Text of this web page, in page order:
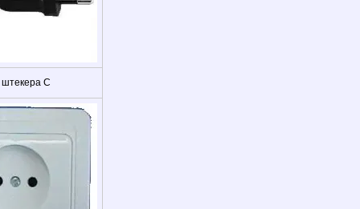
штекера C